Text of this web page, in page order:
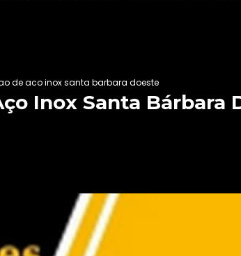
de aco inox santa barbara doeste
Inox Santa Bárbara